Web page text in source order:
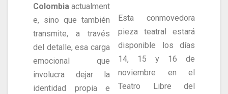
Colombia actualment
e, sino que también
transmite, a través
del detalle, esa carga
emocional que
involucra dejar la
identidad propia e
Esta conmovedora
pieza teatral estará
disponible los días
14, 15 y 16 de
noviembre en el
Teatro Libre del